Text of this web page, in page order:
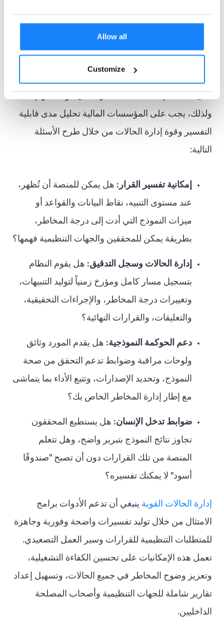
Allow all
Customize
كيفية إدارة نماذج التعلم الآلي
ولذلك، يجب على المؤسسات المالية تحليل مدى قابلية
التفسير وقوة إدارة الحالات من خلال طرح الأسئلة
التالية:
إمكانية تفسير القرار: هل يمكن للمنصة أن تُظهر،
عند مستوى التنبيه، نقاط البيانات والقواعد أو
ميزات النموذج التي أدت إلى درجة المخاطر،
بطريقة يمكن للمحققين والجهات التنظيمية فهمها؟
إدارة الحالات وسجل التدقيق: هل يقوم النظام
بتسجيل مسار كامل ومؤرخ زمنياً لتوليد التنبيهات،
وتغييرات درجة المخاطر، والإجراءات التحقيقية،
والتعليقات، والقرارات النهائية؟
دعم الحوكمة النموذجية: هل يقدم المورد وثائق
ولوحات مراقبة وضوابط تدعم التحقق من صحة
النموذج، وتحديد الإصدارات، وتتبع الأداء بما يتماشى
مع إطار إدارة المخاطر الخاص بك؟
ضوابط تدخل الإنسان: هل يستطيع المحققون
تجاوز نتائج النموذج بتبرير واضح، وهل تتعلم
المنصة من تلك القرارات دون أن تصبح "صندوقًا
أسود" لا يمكنك تفسيره؟
إدارة الحالات القوية ينبغي أن تدعم الأدوات برامج
الامتثال من خلال توليد تفسيرات واضحة وفورية وجاهزة
للمتطلبات التنظيمية للقرارات وسير العمل التصعيدي.
تعمل هذه الإمكانيات على تحسين الكفاءة التشغيلية،
وتعزيز وضوح المخاطر في جميع الحالات، وتسهيل إعداد
تقارير شاملة للجهات التنظيمية وأصحاب المصلحة
الداخليين.